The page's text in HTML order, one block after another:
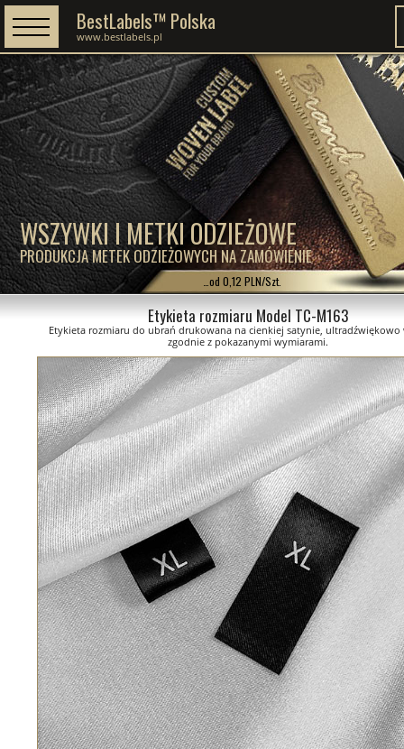
WSZYWKI I METKI ODZIEŻOWE
PRODUKCJA METEK ODZIEŻOWYCH NA ZAMÓWIENIE
BestLabels™ Polska
www.bestlabels.pl
…od 0,12 PLN/Szt.
Etykieta rozmiaru Model TC-M163
Etykieta rozmiaru do ubrań drukowana na cienkiej satynie, ultradźwiękowo
zgodnie z pokazanymi wymiarami.